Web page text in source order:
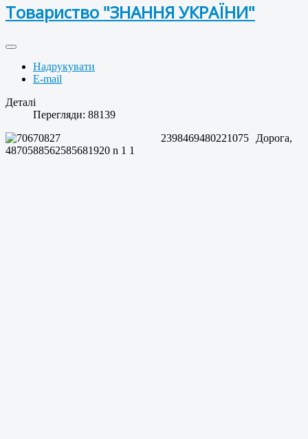
Товариство "ЗНАННЯ УКРАЇНИ"
Надрукувати
E-mail
Деталі
Перегляди: 88139
Дорога,